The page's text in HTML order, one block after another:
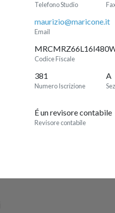
Telefono Studio
maurizio@maricone.it
Email
Codice Fiscale
381
Numero Iscrizione
A
É un revisore contabile
Revisore contabile